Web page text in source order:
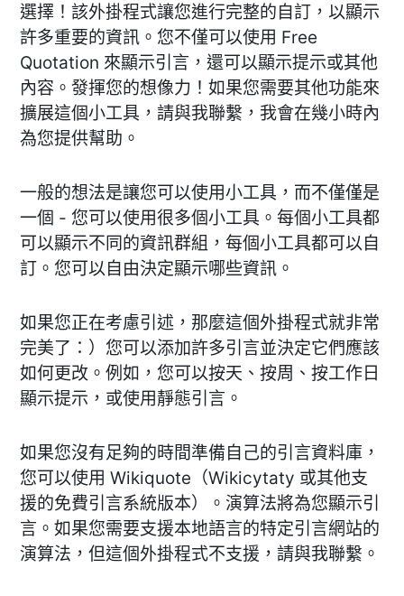
選擇！該外掛程式讓您進行完整的自訂，以顯示
許多重要的資訊。您不僅可以使用 Free
Quotation 來顯示引言，還可以顯示提示或其他
內容。發揮您的想像力！如果您需要其他功能來
擴展這個小工具，請與我聯繫，我會在幾小時內
為您提供幫助。
一般的想法是讓您可以使用小工具，而不僅僅是
一個 - 您可以使用很多個小工具。每個小工具都
可以顯示不同的資訊群組，每個小工具都可以自
訂。您可以自由決定顯示哪些資訊。
如果您正在考慮引述，那麼這個外掛程式就非常
完美了：）您可以添加許多引言並決定它們應該
如何更改。例如，您可以按天、按周、按工作日
顯示提示，或使用靜態引言。
如果您沒有足夠的時間準備自己的引言資料庫，
您可以使用 Wikiquote（Wikicytaty 或其他支
援的免費引言系統版本）。演算法將為您顯示引
言。如果您需要支援本地語言的特定引言網站的
演算法，但這個外掛程式不支援，請與我聯繫。